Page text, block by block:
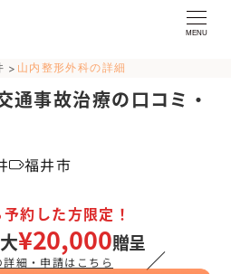
MENU
> 山内整形外科の詳細
通事故治療の口コミ・
福井市
約した方限定！
¥20,000贈呈
詳細・申請はこちら ／